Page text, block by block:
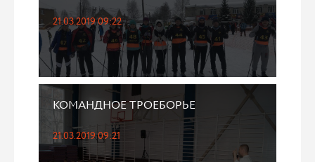
21.03.2019 09:22
КОМАНДНОЕ ТРОЕБОРЬЕ
21.03.2019 09:21